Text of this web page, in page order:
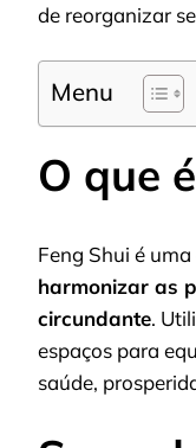
de reorganizar
Menu
O que
Feng Shui é
harmonizar as
circundante.
espaços para
saúde,